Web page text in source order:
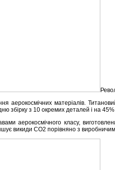
аерокосмічних матеріалів.
збірку з 10 окремих деталей і на
аерокосмічного класу,
викиди CO2 порівняно з